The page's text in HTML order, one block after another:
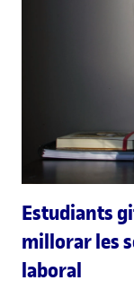
Estudiants
millorar les
laboral